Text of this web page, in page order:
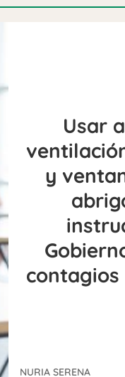
Usar
y
contagios
NURIA SERENA